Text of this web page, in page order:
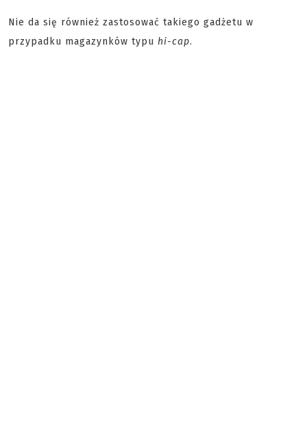
Nie da się również zastosować takiego gadżetu w
przypadku magazynków typu hi-cap.